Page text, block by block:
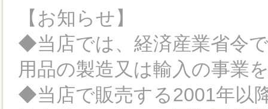
【お知らせ】
◆当店では、経済産業省令
用品の製造又は輸入の事業
◆当店で販売する2001年以